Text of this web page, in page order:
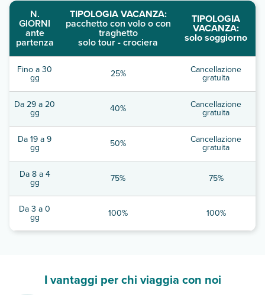
N.
GIORNI
ante
partenza
TIPOLOGIA VACANZA:
pacchetto con volo o con
traghetto
solo tour - crociera
TIPOLOGIA
VACANZA:
solo soggiorno
Fino a 30
gg 25% Cancellazione
gratuita
Da 29 a 20
gg 40% Cancellazione
gratuita
Da 19 a 9
gg 50% Cancellazione
gratuita
Da 8 a 4
gg 75% 75%
Da 3 a 0
gg 100% 100%
I vantaggi per chi viaggia con noi